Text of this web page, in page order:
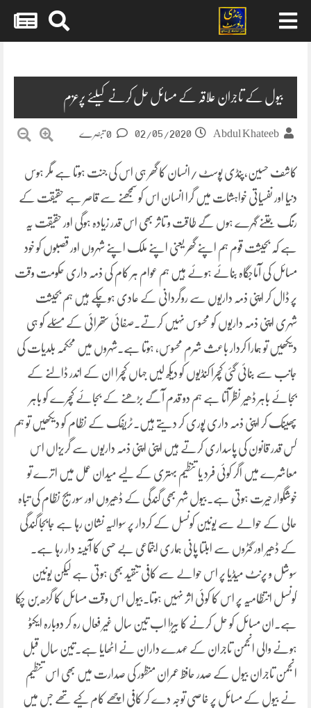
بیول کے تاجران علاقہ کے مسائل حل کرنے کیلئے پرعزم
Abdul Khateeb
02/05/2020
کاشف حسین،پنڈی پوسٹ /انسان کا گھر ہی اس کی جنت ہوتا ہے مگر ہوس
دنیا اور نفسیاتی خواہشات میں گرا انسان اس کو سمجھنے سے قاصر ہے حقیقت کے
رنگ جتنے گہرے ہوں گے طاقت و تاثر بھی اس قدر زیادہ ہوگی اور حقیقت یہ
ہے کہ بحیثت قوم ہم اپنے گھر یعنی اپنے ملک اپنے شہروں اور قصبوں کو خود
مسائل کی آماجگاہ بنائے ہوئے ہیں ہم عوام ہر کام کی ذمہ داری حکومت وقت
پر ڈال کر اپنی ذمہ داریوں سے روگردانی کے عادی ہوچکے ہیں ہم بحیثت
شہری اپنی ذمہ داریوں کو محسوس نہیں کرتے۔صفائی ستھرائی کے مسئلٰے کو ہی
دیکھیں تو ہمارا کردار باعث شرم محسوس، ہوتا ہے۔شہروں میں محکمہ بلدیات کی
جانب سے بنائی گئی کچرا کنڈیوں کو دیکھ لیں جہاں کچرا ان کے اندر ڈالنے کے
بجائے باہر ڈھیر نظر آتا ہے ہم دو قدم آگے بڑھنے کے بجائے کچرے کو باہر
پھینک کر اپنی ذمہ داری پوری کر دیتے ہیں۔ٹریفک کے نظام کو دیکھیں تو ہم
کس قدر قانون کی پاسداری کرتے ہیں اپنی اپنی ذمہ داریوں سے گریزاں اس
معاشرے میں اگر کوئی فرد یا تنظیم بہتری کے لیے میدان عمل میں اترے تو
خوشگوار حیرت ہوتی ہے۔بیول شہر بھی گندگی کے ڈھیروں اور سوریج نظام کی تباہ
حالی کے حوالے سے یونین کونسل کے کردار پر سوالیہ نشان رہا ہے جابجا گندگی
کے ڈھیر اور گٹروں سے ابلتا پانی ہماری اجتماعی بے حسی کا آئینہ دار رہا ہے۔
سوشل و پرنٹ میڈیا پر اس حوالے سے کافی تنقید بھی ہوتی ہے لیکن یونین
کونسل انتظامیہ پر اس کا کوئی اثر نہیں ہوتا۔بیول اس وقت مسائل کا گڑھ بن چکا
ہے۔ان مسائل کو حل کرنے کا بیڑا اب تین سال غیر فعال رہ کر دوبارہ ایکٹو
ہونے والی انجمن تاجران کے عہدے داران نے اٹھایا ہے۔تین سال قبل
انجمن تاجران بیول کے صدر حافظ عمران منظور کی صدارت میں بھی اس تنظیم
نے بیول کے مسائل پر خاصی توجہ دے کر کافی اچھے کام کیے تھے جس میں